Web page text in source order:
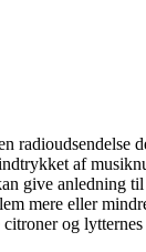
radioudsendelse
af
give anledning
mere eller
og